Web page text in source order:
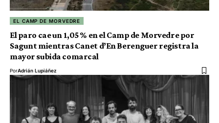
EL CAMP DE MORVEDRE
El paro cae un 1,05 % en el Camp de Morvedre por
Sagunt mientras Canet d’En Berenguer registra la
mayor subida comarcal
PorAdrián Lupiáñez